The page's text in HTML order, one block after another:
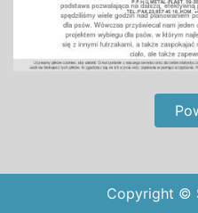
Copyright ©